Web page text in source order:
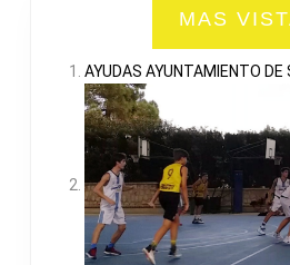
MAS
AYUDAS AYUNTAMIENTO DE